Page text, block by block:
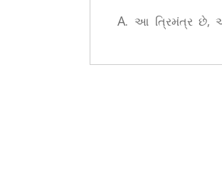
A. આ ત્રિમંત્ર છે,